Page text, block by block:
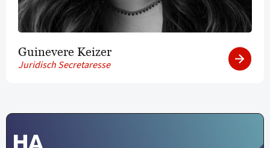
Guinevere Keizer
Juridisch Secretaresse